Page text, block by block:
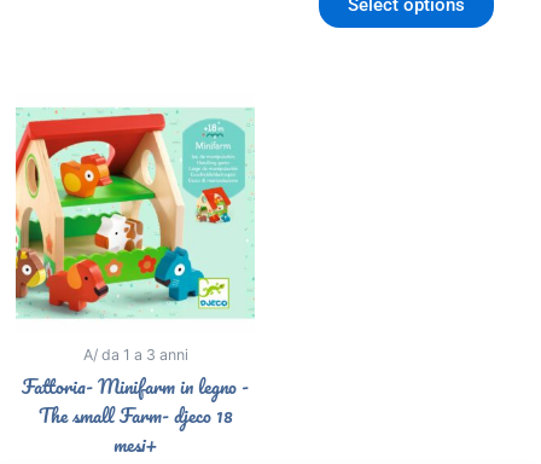
Select options
A/ da 1 a 3 anni
Fattoria- Minifarm in legno -
The small Farm- djeco 18
mesi+